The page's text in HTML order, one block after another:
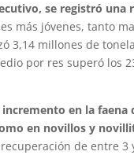
se registró
más jóvenes, tanto
3,14 millones de
por res superó los
incremento en la faena
en novillos y
de entre 3